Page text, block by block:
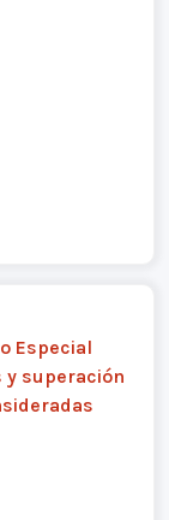
Especial
superación